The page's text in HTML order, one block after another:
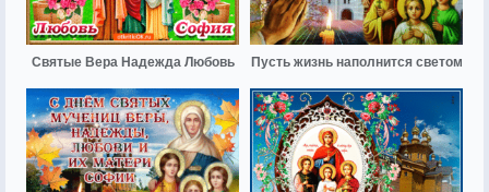
Святые Вера Надежда Любовь Пусть жизнь наполнится светом